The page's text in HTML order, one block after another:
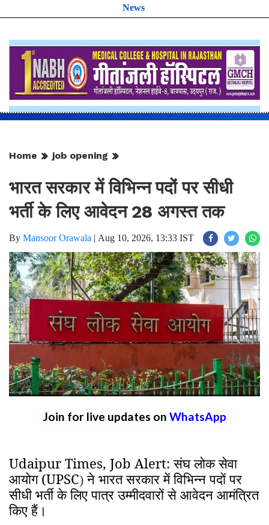
News
Home job opening
भारत सरकार में विभिन्न पदों पर सीधी
भर्ती के लिए आवेदन 28 अगस्त तक
By Mansoor Orawala | Aug 10, 2026, 13:33 IST
Join for live updates on WhatsApp
Udaipur Times, Job Alert: संघ लोक सेवा
आयोग (UPSC) ने भारत सरकार में विभिन्न पदों पर
सीधी भर्ती के लिए पात्र उम्मीदवारों से आवेदन आमंत्रित
किए हैं।